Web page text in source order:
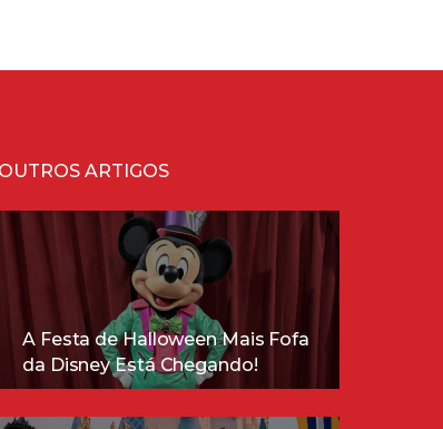
OUTROS ARTIGOS
A Festa de Halloween Mais Fofa
da Disney Está Chegando!